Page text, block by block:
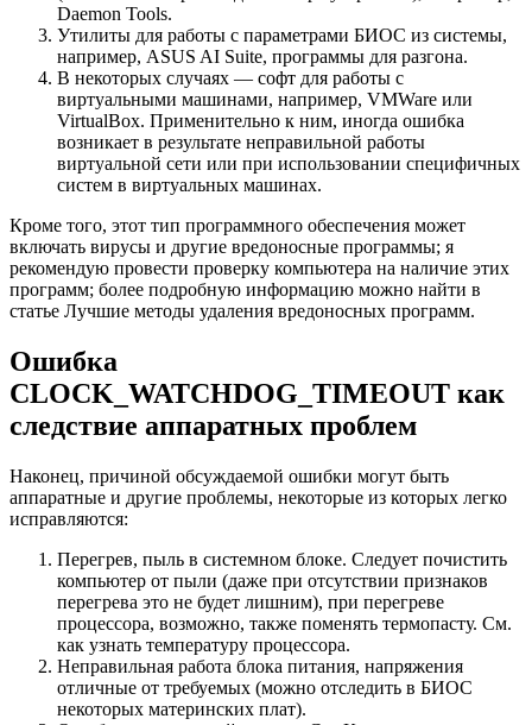
Daemon Tools.
Утилиты для работы с параметрами БИОС из системы,
например, ASUS AI Suite, программы для разгона.
В некоторых случаях — софт для работы с
виртуальными машинами, например, VMWare или
VirtualBox. Применительно к ним, иногда ошибка
возникает в результате неправильной работы
виртуальной сети или при использовании специфичных
систем в виртуальных машинах.
Кроме того, этот тип программного обеспечения может
включать вирусы и другие вредоносные программы; я
рекомендую провести проверку компьютера на наличие этих
программ; более подробную информацию можно найти в
статье Лучшие методы удаления вредоносных программ.
Ошибка
CLOCK_WATCHDOG_TIMEOUT как
следствие аппаратных проблем
Наконец, причиной обсуждаемой ошибки могут быть
аппаратные и другие проблемы, некоторые из которых легко
исправляются:
Перегрев, пыль в системном блоке. Следует почистить
компьютер от пыли (даже при отсутствии признаков
перегрева это не будет лишним), при перегреве
процессора, возможно, также поменять термопасту. См.
как узнать температуру процессора.
Неправильная работа блока питания, напряжения
отличные от требуемых (можно отследить в БИОС
некоторых материнских плат).